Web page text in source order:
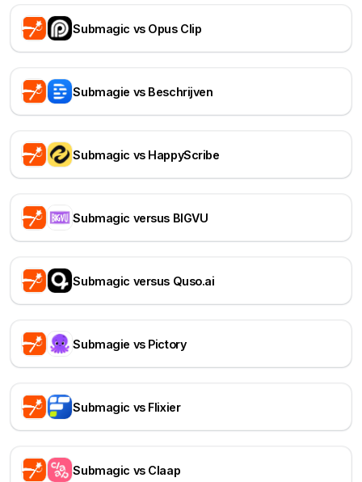
Submagic vs Opus Clip
Submagie vs Beschrijven
Submagic vs HappyScribe
Submagic versus BIGVU
Submagic versus Quso.ai
Submagie vs Pictory
Submagic vs Flixier
Submagic vs Claap